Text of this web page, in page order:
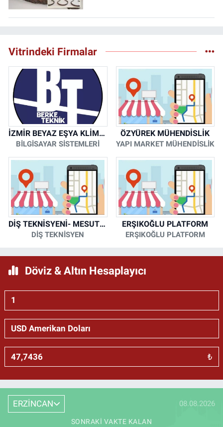
Vitrindeki Firmalar
İZMİR BEYAZ EŞYA KLİMA KOMBİ SERVİSİ
BİLGİSAYAR SİSTEMLERİ
ÖZYÜREK MÜHENDİSLİK
YAPI MARKET MÜHENDİSLİK
DİŞ TEKNİSYENİ- MESUT KORKMAZ
DİŞ TEKNİSYEN
ERŞIKOĞLU PLATFORM
ERŞIKOĞLU PLATFORM
Döviz & Altın Hesaplayıcı
₺
ERZİNCAN 08.08.2026
SONRAKI VAKTE KALAN